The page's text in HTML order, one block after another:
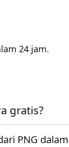
24 jam.
gratis?
PNG dalam